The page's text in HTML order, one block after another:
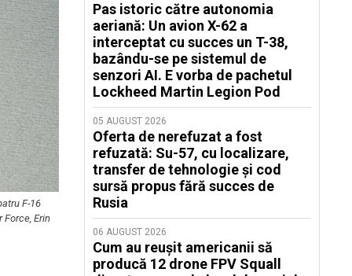
F-16
Force, Erin
Pas istoric către autonomia
aeriană: Un avion X-62 a
interceptat cu succes un T-38,
bazându-se pe sistemul de
senzori AI. E vorba de pachetul
Lockheed Martin Legion Pod
05 AUGUST 2026
Oferta de nerefuzat a fost
refuzată: Su-57, cu localizare,
transfer de tehnologie și cod
sursă propus fără succes de
Rusia
06 AUGUST 2026
Cum au reușit americanii să
producă 12 drone FPV Squall